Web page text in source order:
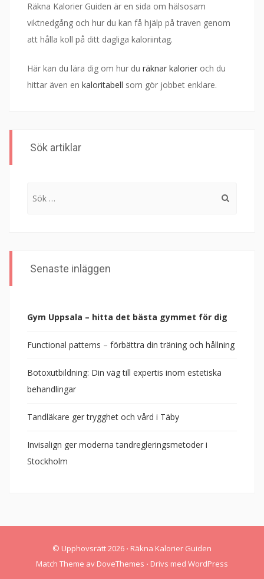
Räkna Kalorier Guiden är en sida om hälsosam
viktnedgång och hur du kan få hjälp på traven genom
att hålla koll på ditt dagliga kaloriintag.
Här kan du lära dig om hur du räknar kalorier och du
hittar även en kaloritabell som gör jobbet enklare.
Sök artiklar
Senaste inläggen
Gym Uppsala – hitta det bästa gymmet för dig
Functional patterns – förbättra din träning och hållning
Botoxutbildning: Din väg till expertis inom estetiska
behandlingar
Tandläkare ger trygghet och vård i Täby
Invisalign ger moderna tandregleringsmetoder i
Stockholm
© Upphovsrätt 2026 ⋅ Räkna Kalorier Guiden
Match Theme av DoveThemes ⋅ Drivs med WordPress